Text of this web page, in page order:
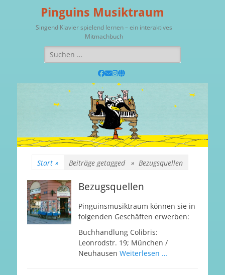
Pinguins Musiktraum
Singend Klavier spielend lernen – ein interaktives
Mitmachbuch
Suchen
nach:
Facebook
E-Instagram
Website
Start » Beiträge getagged » Bezugsquellen
Bezugsquellen
Pinguinsmusiktraum können sie in
folgenden Geschäften erwerben:
Buchhandlung Colibris:
Leonrodstr. 19; München /
Neuhausen Weiterlesen …